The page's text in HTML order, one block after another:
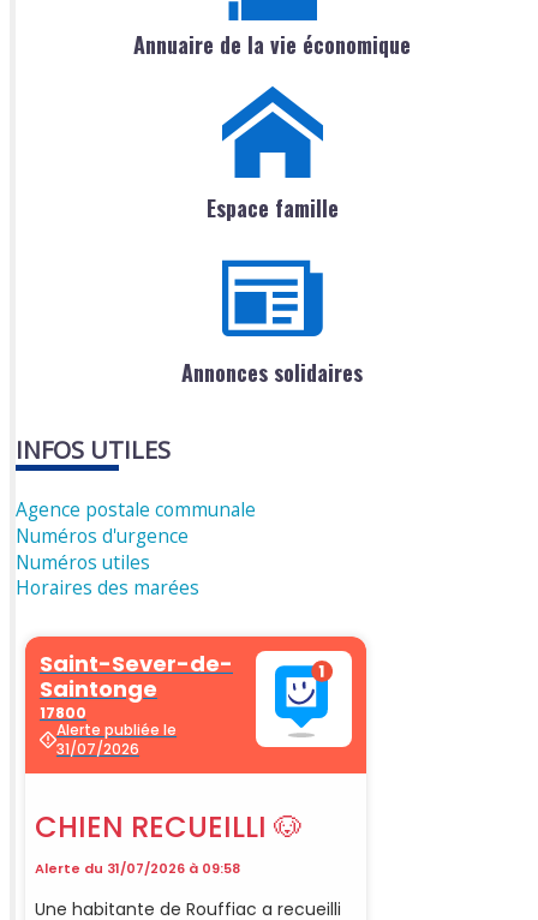
Annuaire de la vie économique
Espace famille
Annonces solidaires
INFOS UTILES
Agence postale communale
Numéros d'urgence
Numéros utiles
Horaires des marées